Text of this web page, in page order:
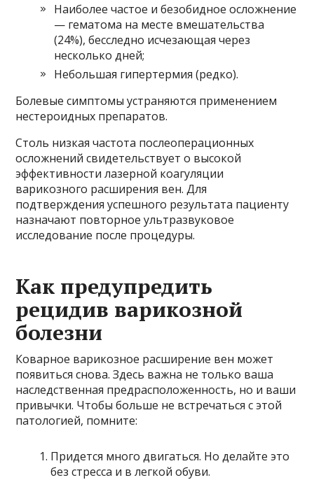
Наиболее частое и безобидное осложнение
— гематома на месте вмешательства
(24%), бесследно исчезающая через
несколько дней;
Небольшая гипертермия (редко).
Болевые симптомы устраняются применением
нестероидных препаратов.
Столь низкая частота послеоперационных
осложнений свидетельствует о высокой
эффективности лазерной коагуляции
варикозного расширения вен. Для
подтверждения успешного результата пациенту
назначают повторное ультразвуковое
исследование после процедуры.
Как предупредить
рецидив варикозной
болезни
Коварное варикозное расширение вен может
появиться снова. Здесь важна не только ваша
наследственная предрасположенность, но и ваши
привычки. Чтобы больше не встречаться с этой
патологией, помните:
Придется много двигаться. Но делайте это
без стресса и в легкой обуви.